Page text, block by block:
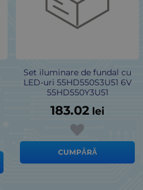
Set iluminare de fundal cu
LED-uri 55HD550S3U51 6V
55HD550Y3U51
183.02 lei
CUMPĂRĂ